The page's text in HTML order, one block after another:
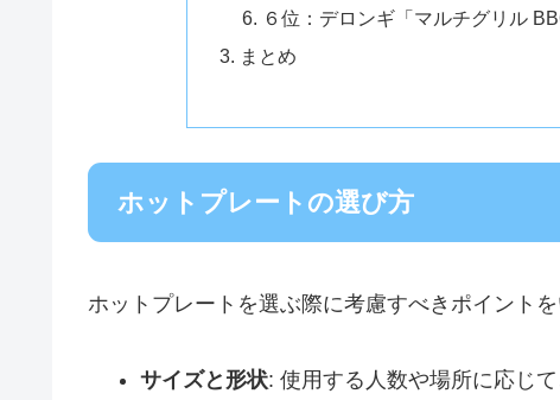
６位：デロンギ「マルチグリル
まとめ
ホットプレートの選び方
ホットプレートを選ぶ際に考慮すべきポイントを
サイズと形状: 使用する人数や場所に応じ